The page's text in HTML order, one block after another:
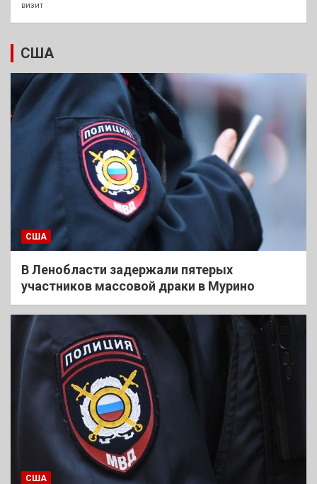
визит
США
США
В Ленобласти задержали пятерых
участников массовой драки в Мурино
США